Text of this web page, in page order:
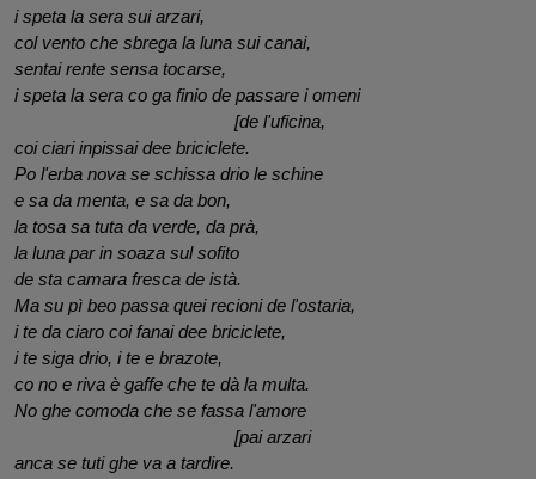
i speta la sera sui arzari,
col vento che sbrega la luna sui canai,
sentai rente sensa tocarse,
i speta la sera co ga finio de passare i omeni
[de l'uficina,
coi ciari inpissai dee briciclete.
Po l'erba nova se schissa drio le schine
e sa da menta, e sa da bon,
la tosa sa tuta da verde, da prà,
la luna par in soaza sul sofito
de sta camara fresca de istà.
Ma su pì beo passa quei recioni de l'ostaria,
i te da ciaro coi fanai dee briciclete,
i te siga drio, i te e brazote,
co no e riva è gaffe che te dà la multa.
No ghe comoda che se fassa l'amore
[pai arzari
anca se tuti ghe va a tardire.